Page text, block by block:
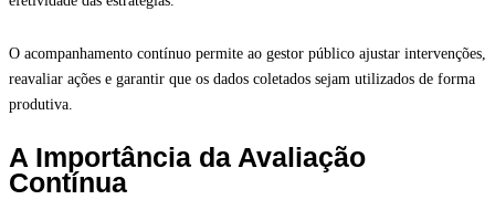
O acompanhamento contínuo permite ao gestor público ajustar intervenções,
reavaliar ações e garantir que os dados coletados sejam utilizados de forma
produtiva.
A Importância da Avaliação
Contínua